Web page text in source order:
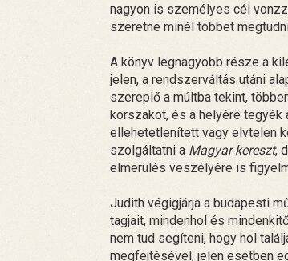
nagyon is személyes cél
szeretne minél többet
A könyv legnagyobb része a
jelen, a rendszerváltás utáni
szereplő a múltba tekint,
korszakot, és a helyére tegyék
ellehetetlenített vagy elvtelen
szolgáltatni a Magyar kereszt,
elmerülés veszélyére is
Judith végigjárja a budapesti
tagjait, mindenhol és
nem tud segíteni, hogy hol
megfejtésével, jelen esetben